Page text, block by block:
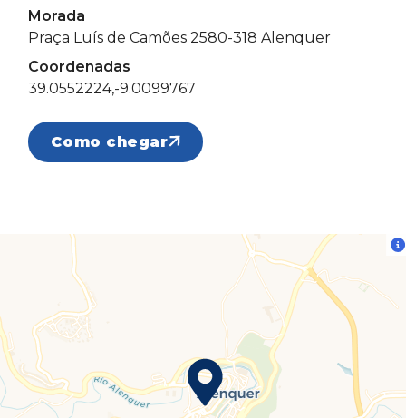
Morada
Praça Luís de Camões 2580-318 Alenquer
Coordenadas
39.0552224,-9.0099767
Como chegar